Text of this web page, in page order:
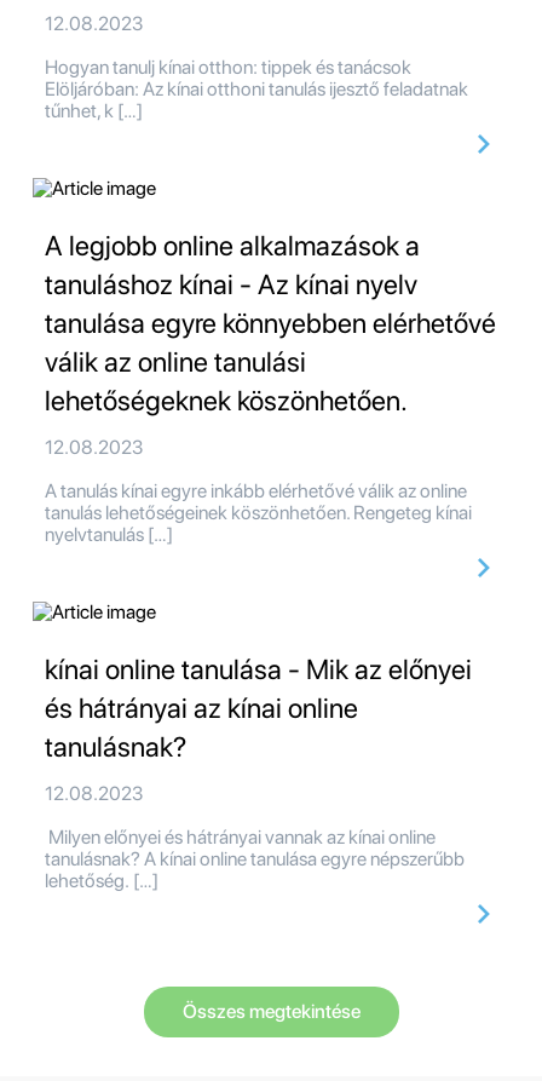
12.08.2023
Hogyan tanulj kínai otthon: tippek és tanácsok
Elöljáróban: Az kínai otthoni tanulás ijesztő feladatnak
tűnhet, k […]
A legjobb online alkalmazások a
tanuláshoz kínai - Az kínai nyelv
tanulása egyre könnyebben elérhetővé
válik az online tanulási
lehetőségeknek köszönhetően.
12.08.2023
A tanulás kínai egyre inkább elérhetővé válik az online
tanulás lehetőségeinek köszönhetően. Rengeteg kínai
nyelvtanulás […]
kínai online tanulása - Mik az előnyei
és hátrányai az kínai online
tanulásnak?
12.08.2023
Milyen előnyei és hátrányai vannak az kínai online
tanulásnak? A kínai online tanulása egyre népszerűbb
lehetőség. […]
Összes megtekintése